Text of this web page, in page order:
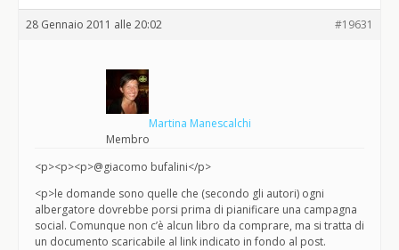
28 Gennaio 2011 alle 20:02 #19631
Martina Manescalchi
Membro
<p><p><p>@giacomo bufalini</p>
<p>le domande sono quelle che (secondo gli autori) ogni
albergatore dovrebbe porsi prima di pianificare una campagna
social. Comunque non c’è alcun libro da comprare, ma si tratta di
un documento scaricabile al link indicato in fondo al post.